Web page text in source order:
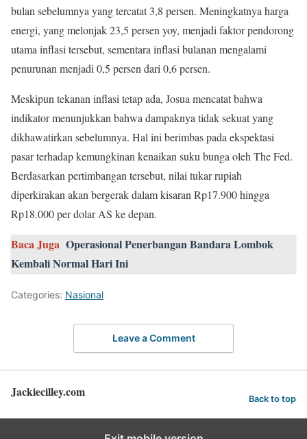
bulan sebelumnya yang tercatat 3,8 persen. Meningkatnya harga
energi, yang melonjak 23,5 persen yoy, menjadi faktor pendorong
utama inflasi tersebut, sementara inflasi bulanan mengalami
penurunan menjadi 0,5 persen dari 0,6 persen.
Meskipun tekanan inflasi tetap ada, Josua mencatat bahwa
indikator menunjukkan bahwa dampaknya tidak sekuat yang
dikhawatirkan sebelumnya. Hal ini berimbas pada ekspektasi
pasar terhadap kemungkinan kenaikan suku bunga oleh The Fed.
Berdasarkan pertimbangan tersebut, nilai tukar rupiah
diperkirakan akan bergerak dalam kisaran Rp17.900 hingga
Rp18.000 per dolar AS ke depan.
Baca Juga Operasional Penerbangan Bandara Lombok
Kembali Normal Hari Ini
Categories: Nasional
Leave a Comment
Jackiecilley.com Back to top